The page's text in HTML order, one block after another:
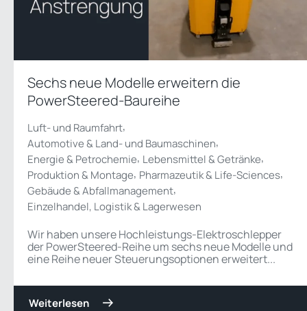
Sechs neue Modelle erweitern die
PowerSteered-Baureihe
Luft- und Raumfahrt,
Automotive & Land- und Baumaschinen,
Energie & Petrochemie, Lebensmittel & Getränke,
Produktion & Montage, Pharmazeutik & Life-Sciences,
Gebäude & Abfallmanagement,
Einzelhandel, Logistik & Lagerwesen
Wir haben unsere Hochleistungs-Elektroschlepper
der PowerSteered-Reihe um sechs neue Modelle und
eine Reihe neuer Steuerungsoptionen erweitert...
Weiterlesen